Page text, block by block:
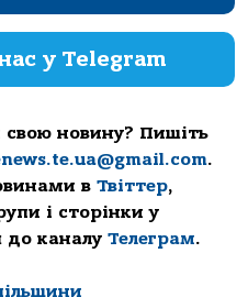
у Telegram
новину? Пишіть
.
в Твіттер,
і сторінки у
до каналу Телеграм.